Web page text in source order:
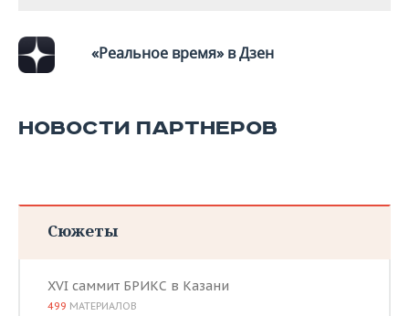
«Реальное время» в Дзен
НОВОСТИ ПАРТНЕРОВ
Сюжеты
XVI саммит БРИКС в Казани
499 МАТЕРИАЛОВ